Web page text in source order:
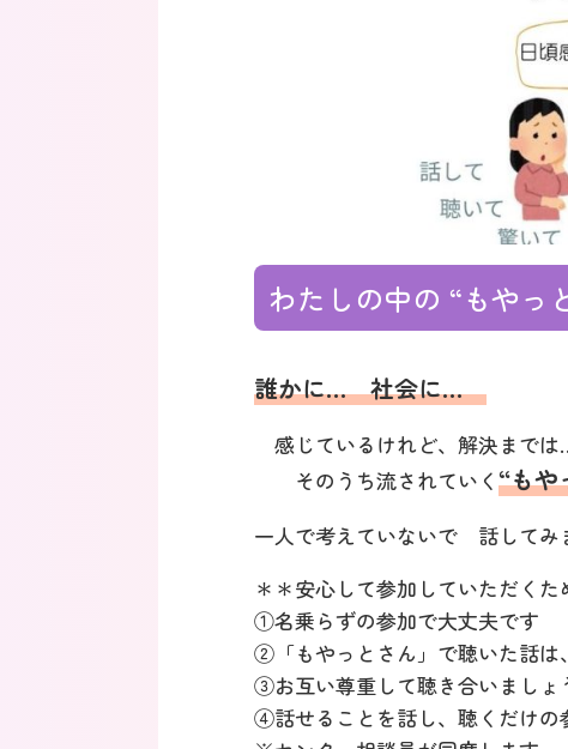
わたしの中の “もやっ
誰かに… 社会に…
感じているけれど、解決まで
そのうち流されていく “もや
一人で考えていないで 話してみ
＊＊安心して参加していただくた
①名乗らずの参加で大丈夫です
②「もやっとさん」で聴いた話は
③お互い尊重して聴き合いましょ
④話せることを話し、聴くだけの